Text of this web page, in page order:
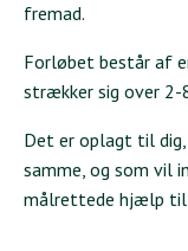
fremad.
Forløbet består af
strækker sig over 2-
Det er oplagt til dig,
samme, og som vil
målrettede hjælp